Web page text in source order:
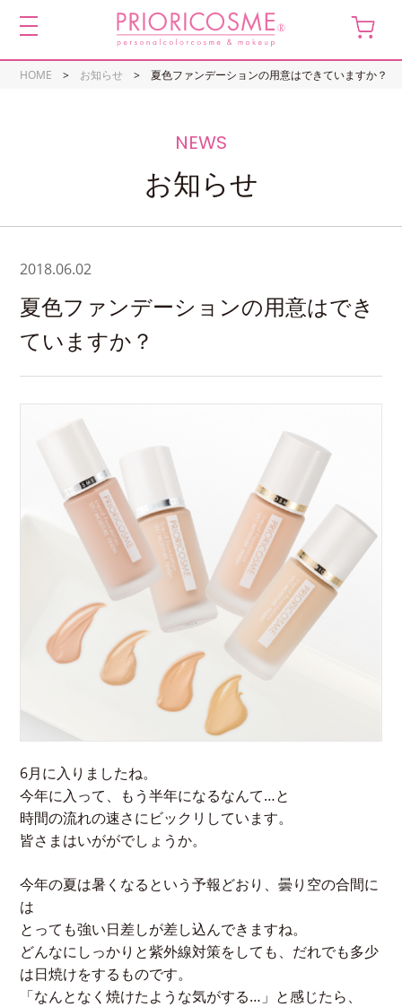
HOME お知らせ 夏色ファンデーションの用意はできていますか？
お知らせ
2018.06.02
夏色ファンデーションの用意はでき
ていますか？
6月に入りましたね。
今年に入って、もう半年になるなんて…と
時間の流れの速さにビックリしています。
皆さまはいががでしょうか。
今年の夏は暑くなるという予報どおり、曇り空の合間に
は
とっても強い日差しが差し込んできますね。
どんなにしっかりと紫外線対策をしても、だれでも多少
は日焼けをするものです。
「なんとなく焼けたような気がする…」と感じたら、
toggle
navigation